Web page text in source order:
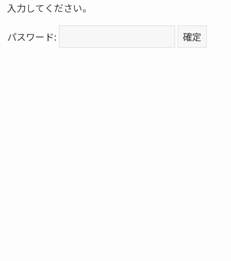
入力してください。
パスワード: